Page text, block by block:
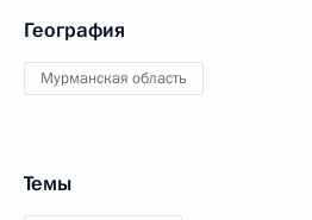
География
Мурманская область
Темы